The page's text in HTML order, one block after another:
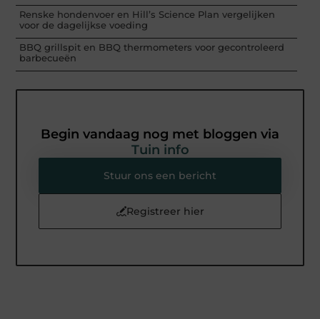
Renske hondenvoer en Hill’s Science Plan vergelijken
voor de dagelijkse voeding
BBQ grillspit en BBQ thermometers voor gecontroleerd
barbecueën
Begin vandaag nog met bloggen via
Tuin info
Stuur ons een bericht
Registreer hier